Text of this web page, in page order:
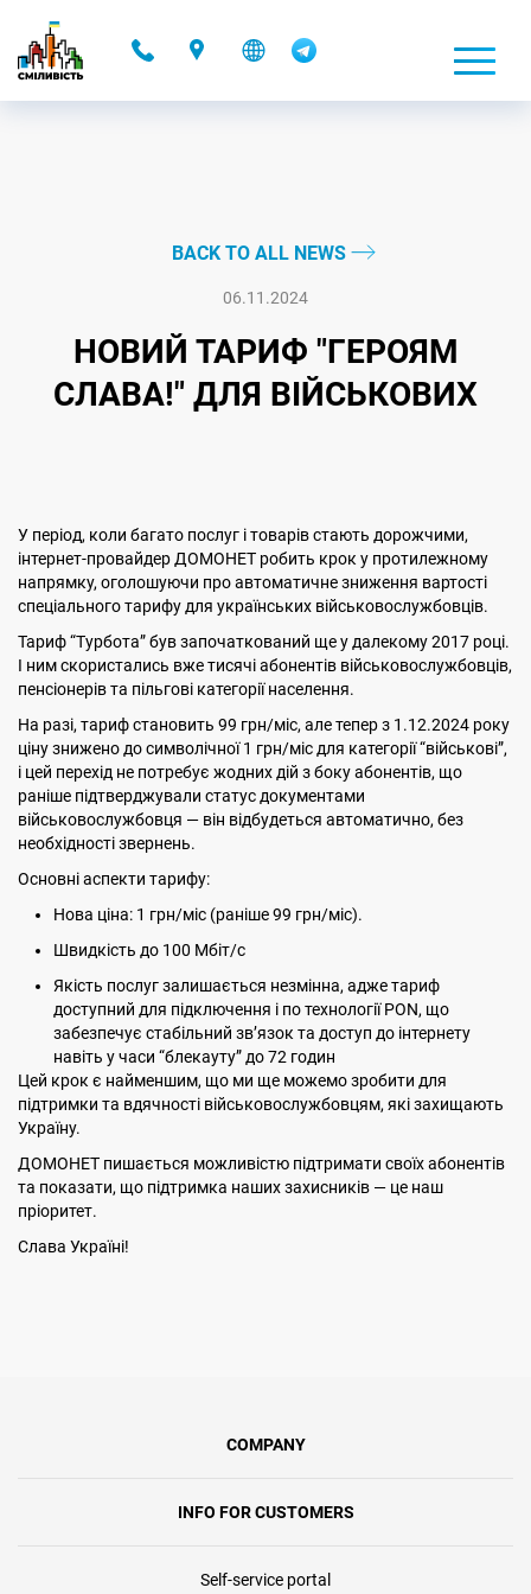
BACK TO ALL NEWS
06.11.2024
НОВИЙ ТАРИФ "ГЕРОЯМ
СЛАВА!" ДЛЯ ВІЙСЬКОВИХ
У період, коли багато послуг і товарів стають дорожчими,
інтернет-провайдер ДОМОНЕТ робить крок у протилежному
напрямку, оголошуючи про автоматичне зниження вартості
спеціального тарифу для українських військовослужбовців.
Тариф “Турбота” був започаткований ще у далекому 2017 році.
І ним скористались вже тисячі абонентів військовослужбовців,
пенсіонерів та пільгові категорії населення.
На разі, тариф становить 99 грн/міс, але тепер з 1.12.2024 року
ціну знижено до символічної 1 грн/міс для категорії “військові”,
і цей перехід не потребує жодних дій з боку абонентів, що
раніше підтверджували статус документами
військовослужбовця — він відбудеться автоматично, без
необхідності звернень.
Основні аспекти тарифу:
Нова ціна: 1 грн/міс (раніше 99 грн/міс).
Швидкість до 100 Мбіт/с
Якість послуг залишається незмінна, адже тариф
доступний для підключення і по технології PON, що
забезпечує стабільний зв’язок та доступ до інтернету
навіть у часи “блекауту” до 72 годин
Цей крок є найменшим, що ми ще можемо зробити для
підтримки та вдячності військовослужбовцям, які захищають
Україну.
ДОМОНЕТ пишається можливістю підтримати своїх абонентів
та показати, що підтримка наших захисників — це наш
пріоритет.
Слава Україні!
COMPANY
INFO FOR CUSTOMERS
Self-service portal